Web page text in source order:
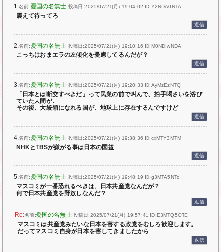
1.名前:憂国の名無士 投稿日:2025/07/21(月) 19:04:02 ID:Y2NDA0NTA
震えて待ってろ
返信
2.名前:憂国の名無士 投稿日:2025/07/21(月) 19:10:16 ID:M0NDIwNDA
こっちはおまエラの左傾化を憂慮してるんだが？
返信
3.名前:憂国の名無士 投稿日:2025/07/21(月) 19:20:33 ID:AyMzEzNTQ
「日本とは断交すべきだ」って民衆の前で叫んで、拍手喝さいを浴び
ていた人間が、
その後、大統領になれる国が、地球上に存在するんですけど
返信
4.名前:憂国の名無士 投稿日:2025/07/21(月) 19:38:36 ID:cxMTY3MTM
NHKとTBSが嫌がる事は日本の国益
返信
5.名前:憂国の名無士 投稿日:2025/07/21(月) 19:48:19 ID:g3MTA5NTc
マスコミが一番恐れるべきは、日本共産党なんだが？
何で日本共産党を野放しなんだ？
返信
名前:憂国の名無士 投稿日:2025/07/21(月) 19:57:41 ID:E3MTQ5OTE
マスコミは共産党みたいな日本を害する政党をむしろ歓迎します。
だってマスコミ自身が日本を害してきましたから
返信